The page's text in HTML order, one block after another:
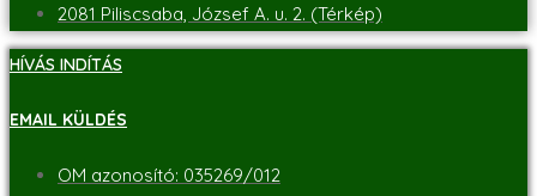
2081 Piliscsaba, József A. u. 2. (Térkép)
HÍVÁS INDÍTÁS
EMAIL KÜLDÉS
OM azonosító: 035269/012